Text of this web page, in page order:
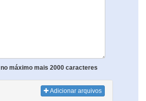
no máximo mais 2000 caracteres
Adicionar arquivos